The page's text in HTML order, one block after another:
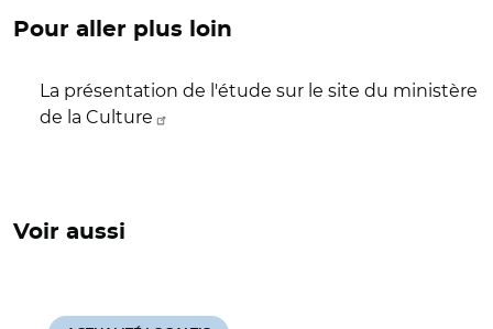
Pour aller plus loin
La présentation de l'étude sur le site du ministère
de la Culture
Voir aussi